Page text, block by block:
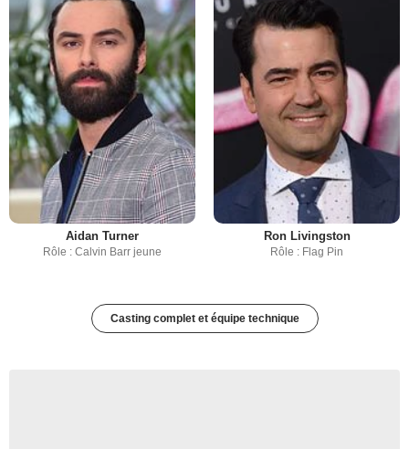
Aidan Turner
Rôle : Calvin Barr jeune
Ron Livingston
Rôle : Flag Pin
Casting complet et équipe technique